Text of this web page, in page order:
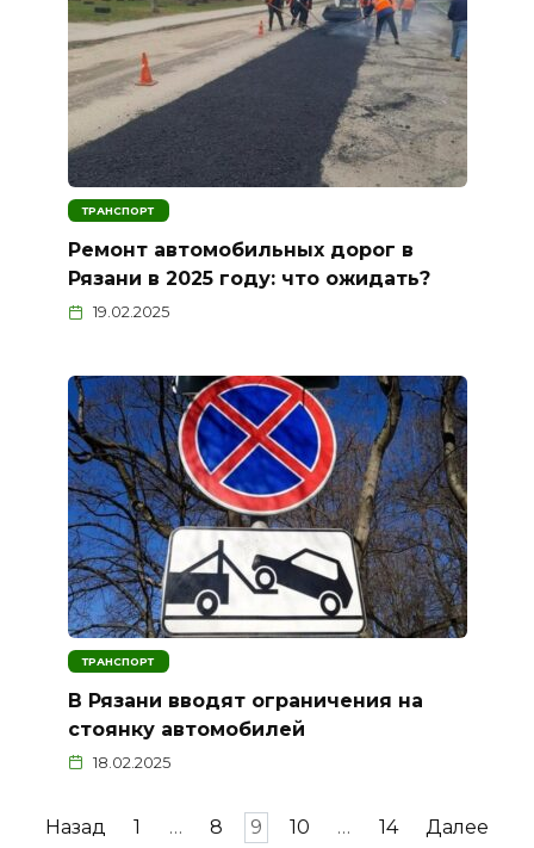
ТРАНСПОРТ
Ремонт автомобильных дорог в
Рязани в 2025 году: что ожидать?
19.02.2025
ТРАНСПОРТ
В Рязани вводят ограничения на
стоянку автомобилей
18.02.2025
Пагинация
Назад 1 … 8 9 10 … 14 Далее